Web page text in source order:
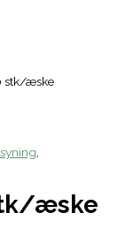
stk/æske
,
æske